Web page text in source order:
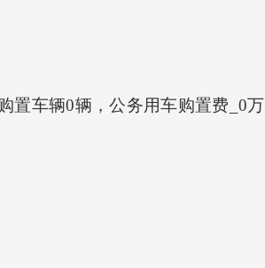
车辆0辆，公务用车购置费_0万